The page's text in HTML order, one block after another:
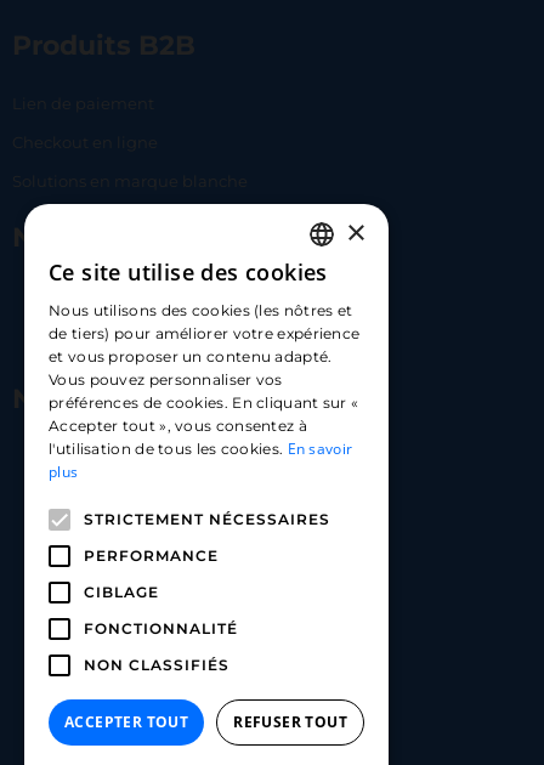
Produits B2B
Lien de paiement
Checkout en ligne
Solutions en marque blanche
Nous contacter
hello@carloapp.com
Nous suivre
Carlo App | Instagram
Carlo App | Linkedin
FRENCH
ENGLISH
SPANISH
×
Ce site utilise des cookies
Nous utilisons des cookies (les nôtres et
de tiers) pour améliorer votre expérience
et vous proposer un contenu adapté.
Vous pouvez personnaliser vos
préférences de cookies. En cliquant sur «
Accepter tout », vous consentez à
l'utilisation de tous les cookies. En savoir
plus
STRICTEMENT NÉCESSAIRES
PERFORMANCE
CIBLAGE
FONCTIONNALITÉ
NON CLASSIFIÉS
ACCEPTER TOUT REFUSER TOUT